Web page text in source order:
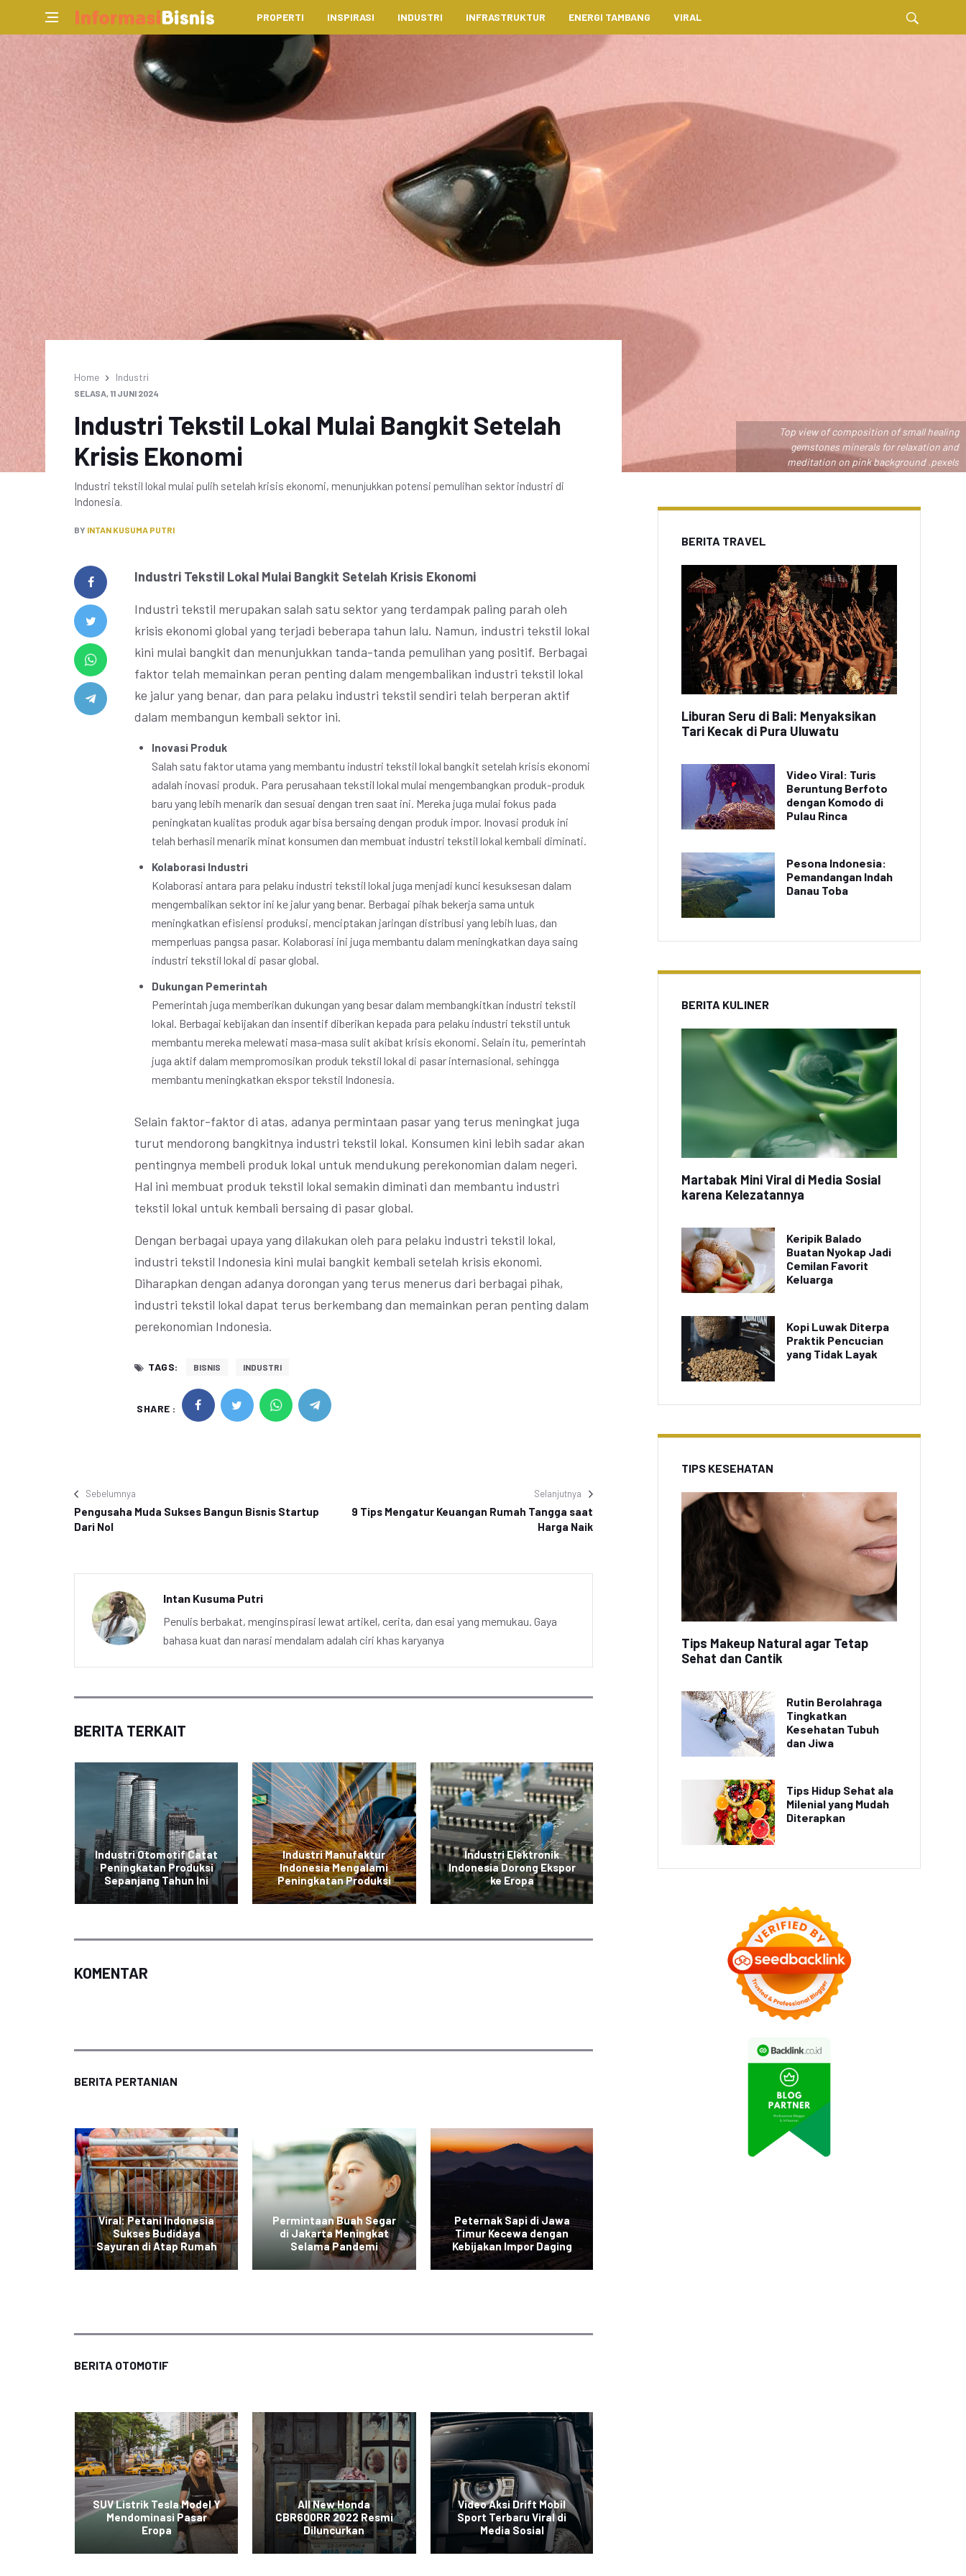
PROPERTI INSPIRASI INDUSTRI INFRASTRUKTUR ENERGI TAMBANG VIRAL
Top view of composition of small healing
gemstones minerals for relaxation and
meditation on pink background .pexels
Home Industri
SELASA, 11 JUNI 2024
Industri Tekstil Lokal Mulai Bangkit Setelah
Krisis Ekonomi
Industri tekstil lokal mulai pulih setelah krisis ekonomi, menunjukkan potensi pemulihan sektor industri di
Indonesia.
BY INTAN KUSUMA PUTRI
Industri Tekstil Lokal Mulai Bangkit Setelah Krisis Ekonomi
Industri tekstil merupakan salah satu sektor yang terdampak paling parah oleh
krisis ekonomi global yang terjadi beberapa tahun lalu. Namun, industri tekstil lokal
kini mulai bangkit dan menunjukkan tanda-tanda pemulihan yang positif. Berbagai
faktor telah memainkan peran penting dalam mengembalikan industri tekstil lokal
ke jalur yang benar, dan para pelaku industri tekstil sendiri telah berperan aktif
dalam membangun kembali sektor ini.
Inovasi Produk
Salah satu faktor utama yang membantu industri tekstil lokal bangkit setelah krisis ekonomi
adalah inovasi produk. Para perusahaan tekstil lokal mulai mengembangkan produk-produk
baru yang lebih menarik dan sesuai dengan tren saat ini. Mereka juga mulai fokus pada
peningkatan kualitas produk agar bisa bersaing dengan produk impor. Inovasi produk ini
telah berhasil menarik minat konsumen dan membuat industri tekstil lokal kembali diminati.
Kolaborasi Industri
Kolaborasi antara para pelaku industri tekstil lokal juga menjadi kunci kesuksesan dalam
mengembalikan sektor ini ke jalur yang benar. Berbagai pihak bekerja sama untuk
meningkatkan efisiensi produksi, menciptakan jaringan distribusi yang lebih luas, dan
memperluas pangsa pasar. Kolaborasi ini juga membantu dalam meningkatkan daya saing
industri tekstil lokal di pasar global.
Dukungan Pemerintah
Pemerintah juga memberikan dukungan yang besar dalam membangkitkan industri tekstil
lokal. Berbagai kebijakan dan insentif diberikan kepada para pelaku industri tekstil untuk
membantu mereka melewati masa-masa sulit akibat krisis ekonomi. Selain itu, pemerintah
juga aktif dalam mempromosikan produk tekstil lokal di pasar internasional, sehingga
membantu meningkatkan ekspor tekstil Indonesia.
Selain faktor-faktor di atas, adanya permintaan pasar yang terus meningkat juga
turut mendorong bangkitnya industri tekstil lokal. Konsumen kini lebih sadar akan
pentingnya membeli produk lokal untuk mendukung perekonomian dalam negeri.
Hal ini membuat produk tekstil lokal semakin diminati dan membantu industri
tekstil lokal untuk kembali bersaing di pasar global.
Dengan berbagai upaya yang dilakukan oleh para pelaku industri tekstil lokal,
industri tekstil Indonesia kini mulai bangkit kembali setelah krisis ekonomi.
Diharapkan dengan adanya dorongan yang terus menerus dari berbagai pihak,
industri tekstil lokal dapat terus berkembang dan memainkan peran penting dalam
perekonomian Indonesia.
TAGS: BISNIS INDUSTRI
SHARE :
Sebelumnya
Pengusaha Muda Sukses Bangun Bisnis Startup
Dari Nol
Selanjutnya
9 Tips Mengatur Keuangan Rumah Tangga saat
Harga Naik
Intan Kusuma Putri
Penulis berbakat, menginspirasi lewat artikel, cerita, dan esai yang memukau. Gaya
bahasa kuat dan narasi mendalam adalah ciri khas karyanya
BERITA TERKAIT
Industri Otomotif Catat
Peningkatan Produksi
Sepanjang Tahun Ini
Industri Manufaktur
Indonesia Mengalami
Peningkatan Produksi
Industri Elektronik
Indonesia Dorong Ekspor
ke Eropa
Peningkatan Produksi
Indonesia Mengalami
KOMENTAR
BERITA PERTANIAN
Viral: Petani Indonesia
Sukses Budidaya
Sayuran di Atap Rumah
Permintaan Buah Segar
di Jakarta Meningkat
Selama Pandemi
Peternak Sapi di Jawa
Timur Kecewa dengan
Kebijakan Impor Daging
BERITA OTOMOTIF
SUV Listrik Tesla Model Y
Mendominasi Pasar
Eropa
All New Honda
CBR600RR 2022 Resmi
Diluncurkan
Video Aksi Drift Mobil
Sport Terbaru Viral di
Media Sosial
BERITA TRAVEL
Liburan Seru di Bali: Menyaksikan
Tari Kecak di Pura Uluwatu
Video Viral: Turis
Beruntung Berfoto
dengan Komodo di
Pulau Rinca
Pesona Indonesia:
Pemandangan Indah
Danau Toba
BERITA KULINER
Martabak Mini Viral di Media Sosial
karena Kelezatannya
Keripik Balado
Buatan Nyokap Jadi
Cemilan Favorit
Keluarga
Kopi Luwak Diterpa
Praktik Pencucian
yang Tidak Layak
TIPS KESEHATAN
Tips Makeup Natural agar Tetap
Sehat dan Cantik
Rutin Berolahraga
Tingkatkan
Kesehatan Tubuh
dan Jiwa
Tips Hidup Sehat ala
Milenial yang Mudah
Diterapkan